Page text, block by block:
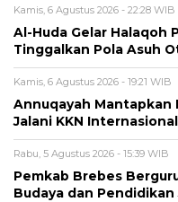
Kamis, 6 Agustus 2026 - 22:28 WIB
Al-Huda Gelar Halaqoh
Tinggalkan Pola Asuh
Kamis, 6 Agustus 2026 - 19:21 WIB
Annuqayah Mantapkan
Jalani KKN
Rabu, 5 Agustus 2026 - 15:39 WIB
Pemkab Brebes
Budaya dan Pendidikan